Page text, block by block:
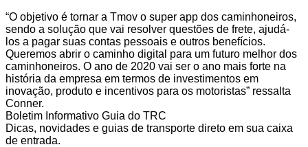
“O objetivo é tornar a Tmov o super app dos caminhoneiros,
sendo a solução que vai resolver questões de frete, ajudá-
los a pagar suas contas pessoais e outros benefícios.
Queremos abrir o caminho digital para um futuro melhor dos
caminhoneiros. O ano de 2020 vai ser o ano mais forte na
história da empresa em termos de investimentos em
inovação, produto e incentivos para os motoristas” ressalta
Conner.
Boletim Informativo Guia do TRC
Dicas, novidades e guias de transporte direto em sua caixa
de entrada.